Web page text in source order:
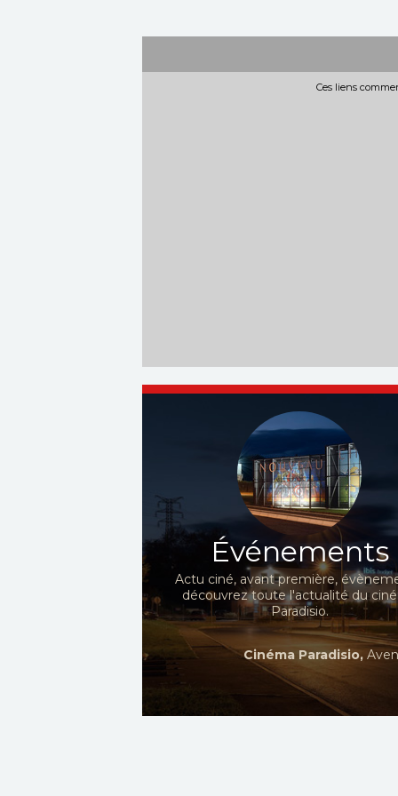
Ces liens
Événements
Actu ciné, avant première,
découvrez toute l'actualité du
Paradisio.
Cinéma Paradisio,